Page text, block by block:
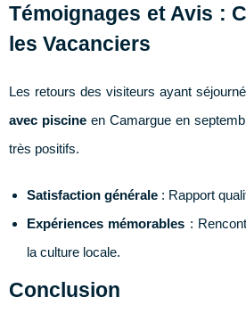
Témoignages et Avis :
les Vacanciers
Les retours des visiteurs ayant
avec piscine en Camargue en
très positifs.
Satisfaction générale : Rapport
Expériences mémorables :
la culture locale.
Conclusion